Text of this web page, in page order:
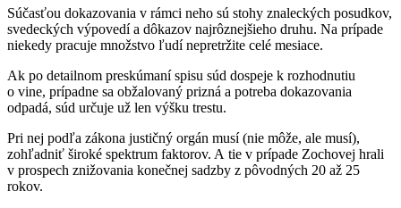
Súčasťou dokazovania v rámci neho sú stohy znaleckých posudkov,
svedeckých výpovedí a dôkazov najrôznejšieho druhu. Na prípade
niekedy pracuje množstvo ľudí nepretržite celé mesiace.
Ak po detailnom preskúmaní spisu súd dospeje k rozhodnutiu
o vine, prípadne sa obžalovaný prizná a potreba dokazovania
odpadá, súd určuje už len výšku trestu.
Pri nej podľa zákona justičný orgán musí (nie môže, ale musí),
zohľadniť široké spektrum faktorov. A tie v prípade Zochovej hrali
v prospech znižovania konečnej sadzby z pôvodných 20 až 25
rokov.